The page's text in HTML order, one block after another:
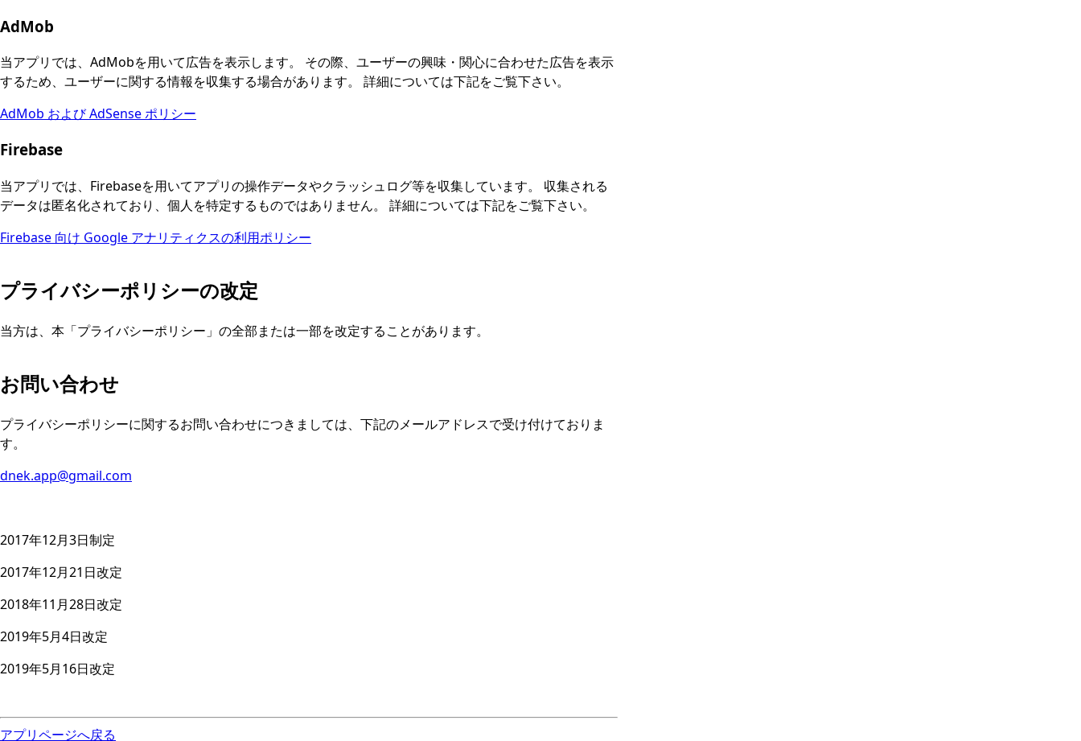
AdMob
当アプリでは、AdMobを用いて広告を表示します。 その際、ユーザーの興味・関心に合わせた広告を表示
するため、ユーザーに関する情報を収集する場合があります。 詳細については下記をご覧下さい。
AdMob および AdSense ポリシー
Firebase
当アプリでは、Firebaseを用いてアプリの操作データやクラッシュログ等を収集しています。 収集される
データは匿名化されており、個人を特定するものではありません。 詳細については下記をご覧下さい。
Firebase 向け Google アナリティクスの利用ポリシー
プライバシーポリシーの改定
当方は、本「プライバシーポリシー」の全部または一部を改定することがあります。
お問い合わせ
プライバシーポリシーに関するお問い合わせにつきましては、下記のメールアドレスで受け付けておりま
す。
dnek.app@gmail.com
2017年12月3日制定
2017年12月21日改定
2018年11月28日改定
2019年5月4日改定
2019年5月16日改定
アプリページへ戻る